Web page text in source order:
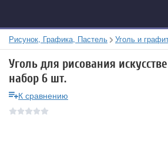
Рисунок, Графика, Пастель Уголь и
Уголь для рисования искусственный
набор 6 шт.
К сравнению